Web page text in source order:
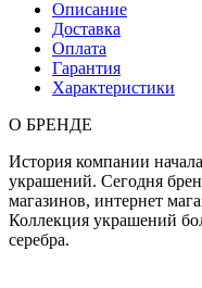
Описание
Доставка
Оплата
Гарантия
Характеристики
О БРЕНДЕ
История компании
украшений. Сегодня
магазинов, интернет
Коллекция украшений
серебра.